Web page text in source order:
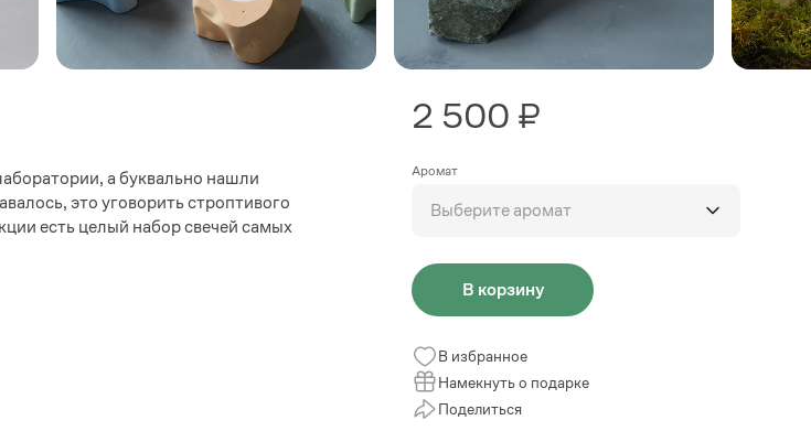
а буквально нашли
это уговорить строптивого
есть целый набор свечей самых
2 500 ₽
Аромат
Выберите аромат
В корзину
В избранное
Намекнуть о подарке
Поделиться